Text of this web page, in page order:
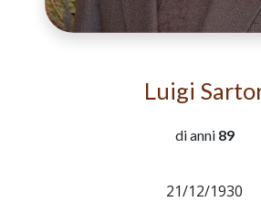
Luigi
di anni 89
21/12/1930